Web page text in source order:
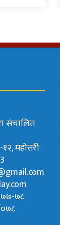
संचालित
महोत्तरी
७८